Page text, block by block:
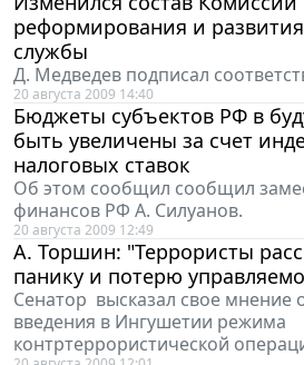
реформирования и развития
службы
Д. Медведев подписал
20 августа 2009 14:40
Бюджеты субъектов РФ в
быть увеличены за счет
налоговых ставок
Об этом сообщил сообщил
финансов РФ А. Силуанов.
20 августа 2009 12:49
А. Торшин: "Террористы
панику и потерю
Сенатор высказал свое мнение
введения в Ингушетии режима
контртеррористической